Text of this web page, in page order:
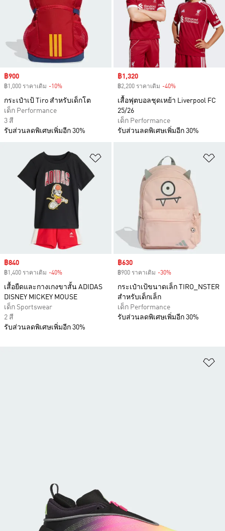
Sale price
฿900
฿1,000 ราคาเดิม -10%
กระเป๋าเป้ Tiro สำหรับเด็กโต
เด็ก Performance
3 สี
รับส่วนลดพิเศษเพิ่มอีก 30%
Sale price
฿1,320
฿2,200 ราคาเดิม -40%
เสื้อฟุตบอลชุดเหย้า Liverpool FC
25/26
เด็ก Performance
รับส่วนลดพิเศษเพิ่มอีก 30%
เพิ่มไปยังรายการสินค้าโปรด
Sale price
฿840
฿1,400 ราคาเดิม -40%
เสื้อยืดและกางเกงขาสั้น ADIDAS
DISNEY MICKEY MOUSE
เด็ก Sportswear
2 สี
รับส่วนลดพิเศษเพิ่มอีก 30%
Sale price
฿630
฿900 ราคาเดิม -30%
กระเป๋าเป้ขนาดเล็ก TIRO_NSTER
สำหรับเด็กเล็ก
เด็ก Performance
รับส่วนลดพิเศษเพิ่มอีก 30%